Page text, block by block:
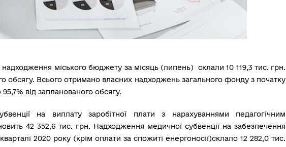
надходження міського бюджету за місяць (липень) склали 10 119,3 тис. грн.
обсягу. Всього отримано власних надходжень загального фонду з початку
від запланованого обсягу.
на виплату заробітної плати з нарахуваннями педагогічним
42 352,6 тис. грн. Надходження медичної субвенції на забезпечення
2020 року (крім оплати за спожиті енергоносії)склало 12 282,0 тис.